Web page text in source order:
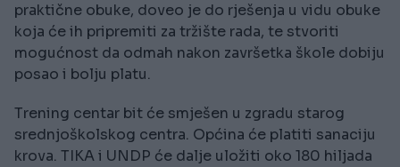
praktične obuke, doveo je do rješenja u vidu obuke
koja će ih pripremiti za tržište rada, te stvoriti
mogućnost da odmah nakon završetka škole dobiju
posao i bolju platu.
Trening centar bit će smješen u zgradu starog
srednjoškolskog centra. Općina će platiti sanaciju
krova. TIKA i UNDP će dalje uložiti oko 180 hiljada